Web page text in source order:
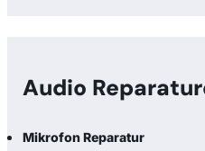
Audio
Mikrofon Reparatur